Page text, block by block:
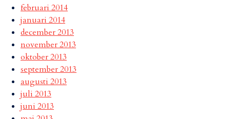
februari 2014
januari 2014
december 2013
november 2013
oktober 2013
september 2013
augusti 2013
juli 2013
juni 2013